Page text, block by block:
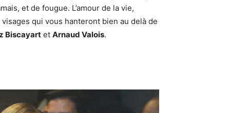
et de fougue. L’amour de la vie,
qui vous hanteront bien au delà de
Biscayart et Arnaud Valois.